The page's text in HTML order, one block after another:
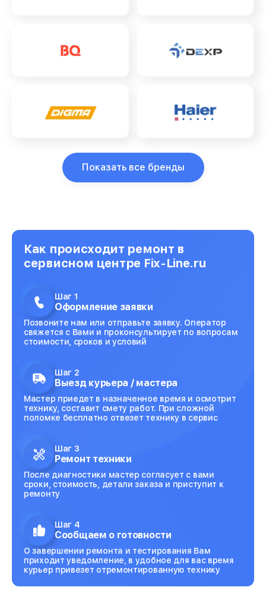
Показать все бренды
Как происходит ремонт в
сервисном центре Fix-Line.ru
Шаг 1
Оформление заявки
Позвоните нам или отправьте заявку. Оператор
свяжется с Вами и проконсультирует по вопросам
стоимости, сроков и условий
Шаг 2
Выезд курьера / мастера
Мастер приедет в назначенное время и осмотрит
технику, составит смету работ. При сложной
поломке бесплатно отвезет технику в сервис
Шаг 3
Ремонт техники
После диагностики мастер согласует с вами
сроки, стоимость, детали заказа и приступит к
ремонту
Шаг 4
Сообщаем о готовности
О завершении ремонта и тестирования Вам
приходит уведомление, в удобное для вас время
курьер привезет отремонтированную технику